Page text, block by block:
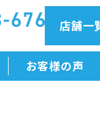
店舗一
お客様の声